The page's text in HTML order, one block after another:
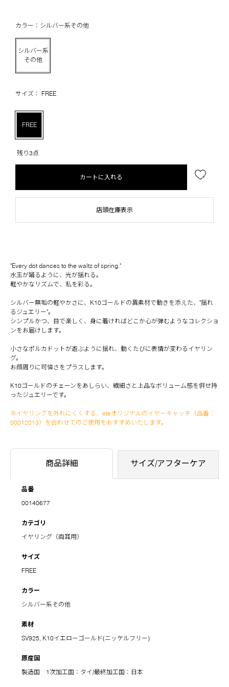
カラー：シルバー系その他
シルバー系
その他
サイズ： FREE
FREE
残り3点
カートに入れる
店頭在庫表示
"Every dot dances to the waltz of spring."
水玉が踊るように、光が揺れる。
軽やかなリズムで、私を彩る。
シルバー無垢の軽やかさに、K10ゴールドの異素材で動きを添えた、"揺れ
るジュエリー"。
シンプルかつ、目で楽しく、身に着ければどこか心が弾むようなコレクショ
ンをお届けします。
小さなポルカドットが遊ぶように揺れ、動くたびに表情が変わるイヤリン
グ。
お顔周りに可憐さをプラスします。
K10ゴールドのチェーンをあしらい、繊細さと上品なボリューム感を併せ持
ったジュエリーです。
※イヤリングを外れにくくする、eteオリジナルのイヤーキャッチ（品番：
00012013）を合わせてのご使用をおすすめいたします。
商品詳細 サイズ/アフターケア
品番
00140677
カテゴリ
イヤリング（両耳用）
サイズ
FREE
カラー
シルバー系その他
素材
SV925, K10イエローゴールド(ニッケルフリー)
原産国
製造国 1次加工国：タイ/最終加工国：日本